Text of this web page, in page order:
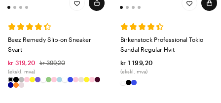
Beez Remedy Slip-on Sneaker
Svart
kr 319,20
kr 399,20
(ekskl. mva)
Birkenstock Professional Tokio
Sandal Regular Hvit
kr 1 199,20
(ekskl. mva)